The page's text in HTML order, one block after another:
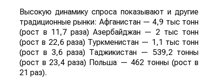
Высокую динамику спроса показывают и другие
традиционные рынки: Афганистан — 4,9 тыс тонн
(рост в 11,7 раза) Азербайджан — 2 тыс тонн
(рост в 22,6 раза) Туркменистан — 1,1 тыс тонн
(рост в 3,6 раза) Таджикистан — 539,2 тонны
(рост в 23,4 раза) Польша — 462 тонны (рост в
21 раз).